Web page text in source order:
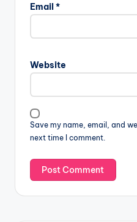
Email *
Website
Save my name, email, and
next time I comment.